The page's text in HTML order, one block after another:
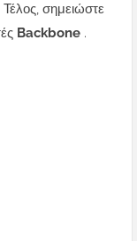
σημειώστε
Backbone .